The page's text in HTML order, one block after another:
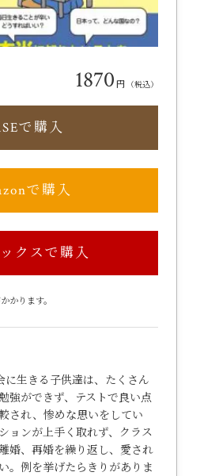
1870 円 （税込）
で購入
で購入
クスで購入
かります。
に生きる子供達は、たくさん
強ができず、テストで良い点
され、惨めな思いをしてい
ョンが上手く取れず、クラス
婚、再婚を繰り返し、愛され
。例を挙げたらきりがありま